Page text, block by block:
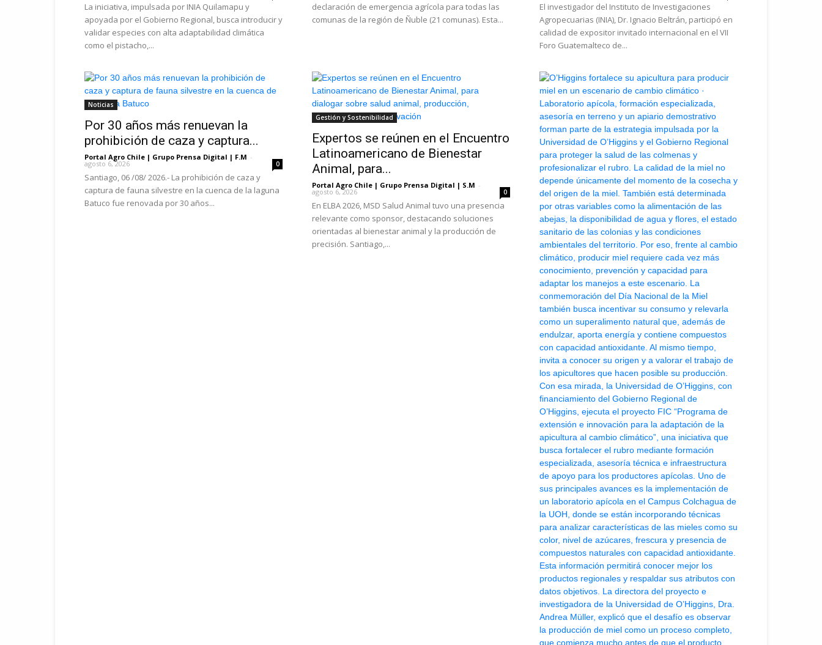
La iniciativa, impulsada por INIA Quilamapu y
apoyada por el Gobierno Regional, busca introducir y
validar especies con alta adaptabilidad climática
como el pistacho,...
declaración de emergencia agrícola para todas las
comunas de la región de Ñuble (21 comunas). Esta...
El investigador del Instituto de Investigaciones
Agropecuarias (INIA), Dr. Ignacio Beltrán, participó en
calidad de expositor invitado internacional en el VII
Foro Guatemalteco de...
Noticias
Por 30 años más renuevan la
prohibición de caza y captura...
Portal Agro Chile | Grupo Prensa Digital | F.M -
agosto 6, 2026 0
Santiago, 06 /08/ 2026.- La prohibición de caza y
captura de fauna silvestre en la cuenca de la laguna
Batuco fue renovada por 30 años...
Gestión y Sostenibilidad
Expertos se reúnen en el Encuentro
Latinoamericano de Bienestar
Animal, para...
Portal Agro Chile | Grupo Prensa Digital | S.M -
agosto 6, 2026 0
En ELBA 2026, MSD Salud Animal tuvo una presencia
relevante como sponsor, destacando soluciones
orientadas al bienestar animal y la producción de
precisión. Santiago,...